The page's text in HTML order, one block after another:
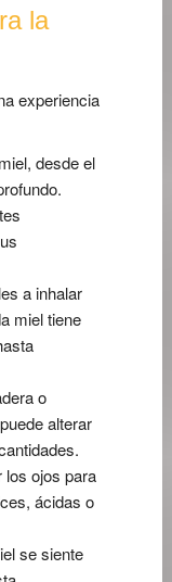
la
experiencia
desde el
a inhalar
miel tiene
o
alterar
los ojos para
ácidas o
se siente